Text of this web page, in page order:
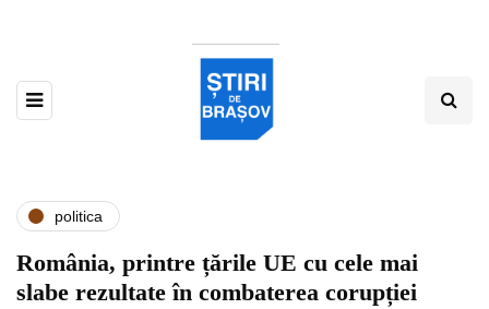
politica
România, printre țările UE cu cele mai
slabe rezultate în combaterea corupției